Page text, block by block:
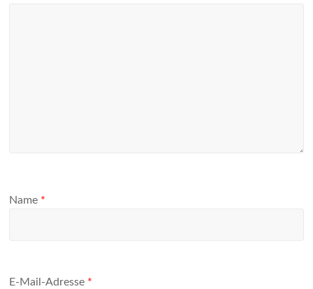
Name *
E-Mail-Adresse *